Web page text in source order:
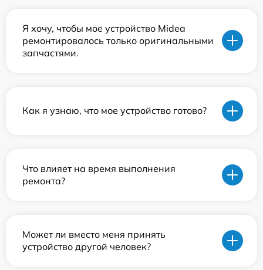
Я хочу, чтобы мое устройство Midea
ремонтировалось только оригинальными
запчастями.
Как я узнаю, что мое устройство готово?
Что влияет на время выполнения
ремонта?
Может ли вместо меня принять
устройство другой человек?